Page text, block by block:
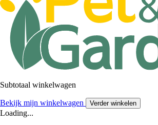
Subtotaal winkelwagen
Bekijk mijn winkelwagen Verder winkelen
Loading...